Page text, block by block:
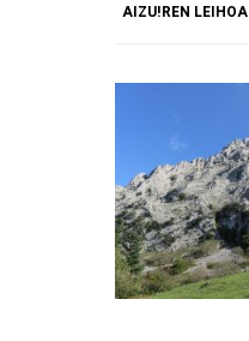
AIZU!REN LEIHOA